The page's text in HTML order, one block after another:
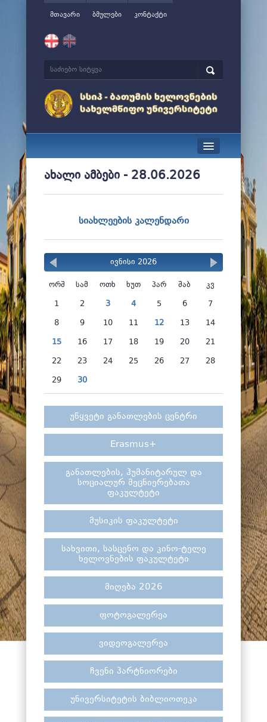
მთავარი ბმულები კონტაქტი
სიახლეები
ჩვენ შესახებ
მართვა
ფაკულტეტები
კარიერული მხარდაჭერა
ახალი ამბები - 28.06.2026
სიახლეების კალენდარი
ივნისი 2026
ორშ სამ ოთხ ხუთ პარ შაბ კვ
1 2 3 4 5 6 7
8 9 10 11 12 13 14
15 16 17 18 19 20 21
22 23 24 25 26 27 28
29 30
უწყვეტი განათლების ცენტრი
Erasmus+
განათლების, ჰუმანიტარულ და
სოციალურ მეცნიერებათა
ფაკულტეტი
მუსიკის ფაკულტეტი
სახვითი, სასცენო და კინო-ტელე
ხელოვნების ფაკულტეტი
მიღება 2026
ფოტოგალერეა
ვიდეოგალერეა
ჩვენი პარტნიორები
უნივერსიტეტის ბიბლიოთეკა